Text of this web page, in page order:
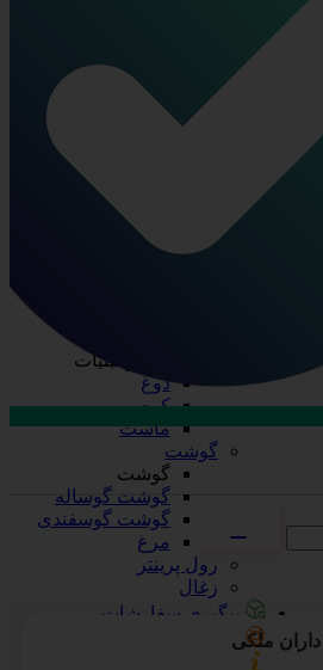
فویل آلومینیومی
ظروف یکبار مصرف
ظروف یکبار مصرف
ظرف پلاستیکی
قاشق، چنگال، کارد
کره و لبنیات
دوغ
کره
ماست
گوشت
گوشت
گوشت گوساله
گوشت گوسفندی
مرغ
رول پرینتر
زغال
پیگیری سفارشات
تماس با ماملکی